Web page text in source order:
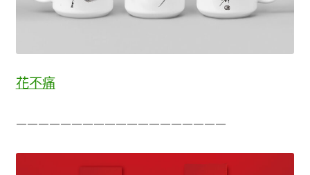
花不痛
———————————————————